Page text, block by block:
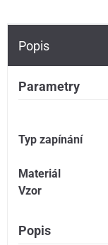
Popis
Parametry
Typ zapínání
Materiál
Vzor
Popis